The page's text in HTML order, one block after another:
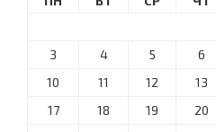
3
4 5 6
10
11 12 13
17
18 19 20